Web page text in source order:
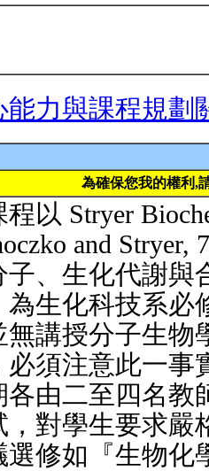
能力與課程規劃
為確保您我的權利,
以 Stryer
and
子、生化代謝與
為生化科技系必
無講授分子生物
必須注意此一事
各由二至四名教
，對學生要求嚴
選修如『生物